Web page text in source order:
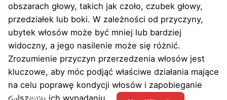
obszarach głowy, takich jak czoło, czubek głowy,
przedziałek lub boki. W zależności od przyczyny,
ubytek włosów może być mniej lub bardziej
widoczny, a jego nasilenie może się różnić.
Zrozumienie przyczyn przerzedzenia włosów jest
kluczowe, aby móc podjąć właściwe działania mające
na celu poprawę kondycji włosów i zapobieganie
dalszemu ich wypadaniu.